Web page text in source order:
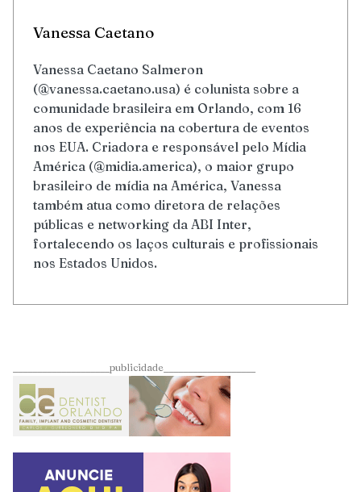
Vanessa Caetano
Vanessa Caetano Salmeron
(@vanessa.caetano.usa) é colunista sobre a
comunidade brasileira em Orlando, com 16
anos de experiência na cobertura de eventos
nos EUA. Criadora e responsável pelo Mídia
América (@midia.america), o maior grupo
brasileiro de mídia na América, Vanessa
também atua como diretora de relações
públicas e networking da ABI Inter,
fortalecendo os laços culturais e profissionais
nos Estados Unidos.
____________________publicidade___________________